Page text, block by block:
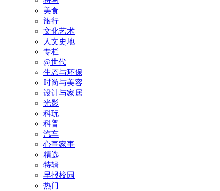
美食
旅行
文化艺术
人文史地
专栏
@世代
生态与环保
时尚与美容
设计与家居
光影
科玩
科普
汽车
心事家事
精选
特辑
早报校园
热门